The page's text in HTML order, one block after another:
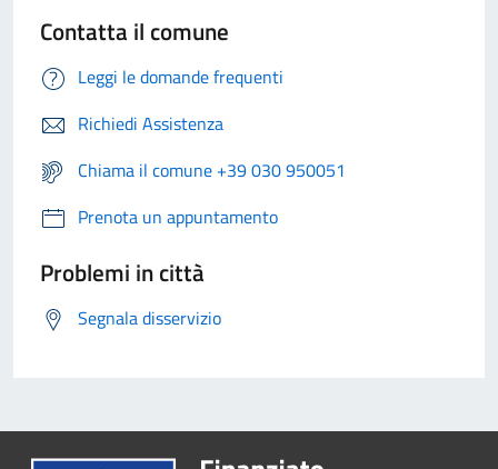
Contatta il comune
Leggi le domande frequenti
Richiedi Assistenza
Chiama il comune +39 030 950051
Prenota un appuntamento
Problemi in città
Segnala disservizio